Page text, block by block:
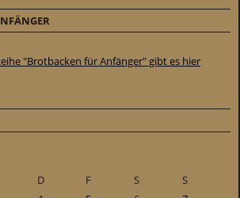
"Brotbacken für Anfänger" gibt es hier
D F S
S